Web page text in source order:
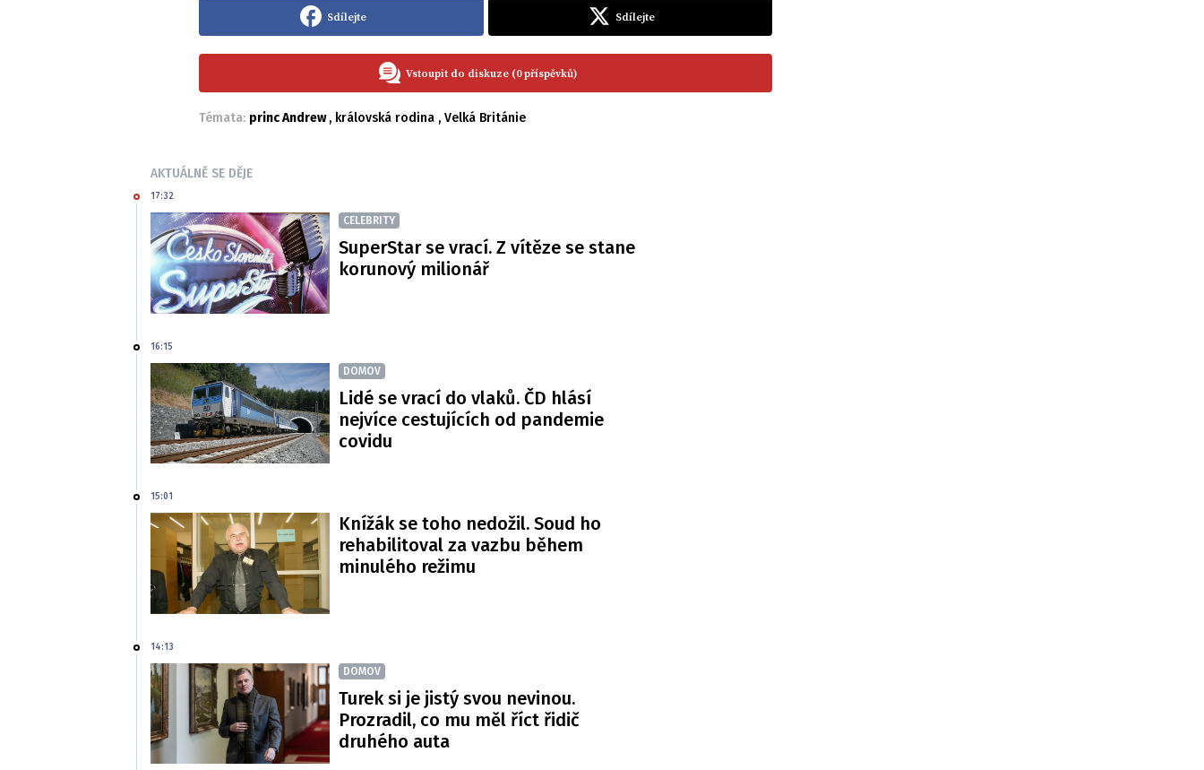
Sdílejte Sdílejte
Vstoupit do diskuze (0 příspěvků)
Témata: princ Andrew, královská rodina , Velká Británie
AKTUÁLNĚ SE DĚJE
17:32
CELEBRITY
SuperStar se vrací. Z vítěze se stane
korunový milionář
16:15
DOMOV
Lidé se vrací do vlaků. ČD hlásí
nejvíce cestujících od pandemie
covidu
15:01
Knížák se toho nedožil. Soud ho
rehabilitoval za vazbu během
minulého režimu
14:13
DOMOV
Turek si je jistý svou nevinou.
Prozradil, co mu měl říct řidič
druhého auta